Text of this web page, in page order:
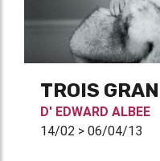
TROIS
D' EDWARD ALBEE
14/02 > 06/04/13